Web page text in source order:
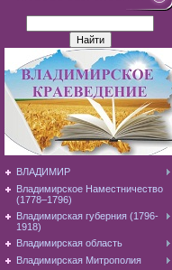
ВЛАДИМИР
Владимирское Наместничество
(1778–1796)
Владимирская губерния (1796-
1918)
Владимирская область
Владимирская Митрополия